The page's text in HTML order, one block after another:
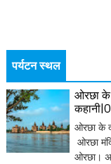
पर्यटन स्थल
ओरछा के
ओरछा के
ओरछा
ओरछा।